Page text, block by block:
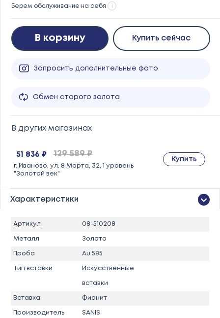
Берем обслуживание на себя i
В корзину Купить сейчас
Запросить дополнительные фото
Обмен старого золота
В других магазинах
51 836 ₽ 129 589 ₽
г. Иваново, ул. 8 Марта, 32, 1 уровень
"Золотой век"
Купить
Характеристики
Артикул 08-510208
Металл Золото
Проба Au 585
Тип вставки Искусственные
вставки
Вставка Фианит
Производитель SANIS